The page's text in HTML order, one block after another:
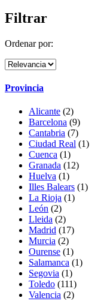
Filtrar
Ordenar por:
Provincia
Alicante (2)
Barcelona (9)
Cantabria (7)
Ciudad Real (1)
Cuenca (1)
Granada (12)
Huelva (1)
Illes Balears (1)
La Rioja (1)
León (2)
Lleida (2)
Madrid (17)
Murcia (2)
Ourense (1)
Salamanca (1)
Segovia (1)
Toledo (111)
Valencia (2)